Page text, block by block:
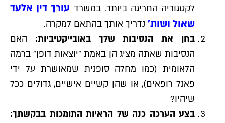
לקטגוריה החריגה ביותר. במשרד עורך דין אלעד
שאול ושות' נדריך אותך בהתאם למקרה.
בחן את הנסיבות שלך באובייקטיביות: האם
הנסיבות שאתה מציג הן באמת "יוצאות דופן" ברמה
הלאומית (כמו מחלה סופנית שמאושרת על ידי
פאנל רופאים), או שהן קשיים אישיים, גדולים ככל
שיהיו?
בצע הערכה כנה של הראיות התומכות בבקשתך: